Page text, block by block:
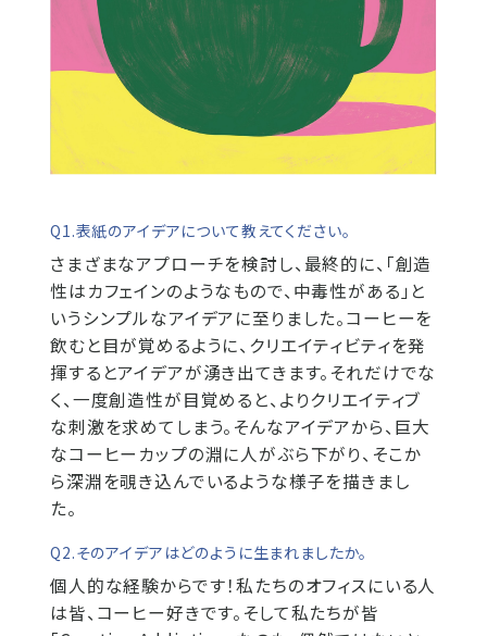
Q1.表紙のアイデアについて教えてください。
さまざまなアプローチを検討し、最終的に、「創造
性はカフェインのようなもので、中毒性がある」と
いうシンプルなアイデアに至りました。コーヒーを
飲むと目が覚めるように、クリエイティビティを発
揮するとアイデアが湧き出てきます。それだけでな
く、一度創造性が目覚めると、よりクリエイティブ
な刺激を求めてしまう。そんなアイデアから、巨大
なコーヒーカップの淵に人がぶら下がり、そこか
ら深淵を覗き込んでいるような様子を描きまし
た。
Q2.そのアイデアはどのように生まれましたか。
個人的な経験からです！私たちのオフィスにいる人
は皆、コーヒー好きです。そして私たちが皆